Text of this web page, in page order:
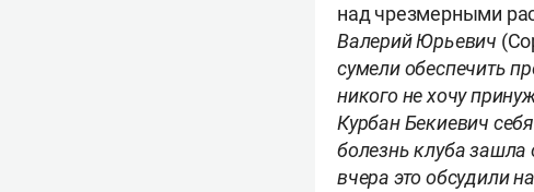
над чрезмерными
Валерий Юрьевич
сумели обеспечить
никого не хочу
Курбан Бекиевич
болезнь клуба
вчера это обсудили